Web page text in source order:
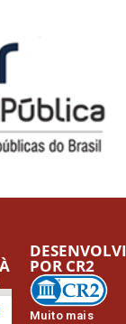
Muito mais
POR CR2